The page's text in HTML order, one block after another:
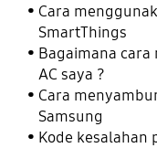
Cara
SmartThings
Bagaimana
AC saya ?
Cara
Samsung
Kode kesalahan